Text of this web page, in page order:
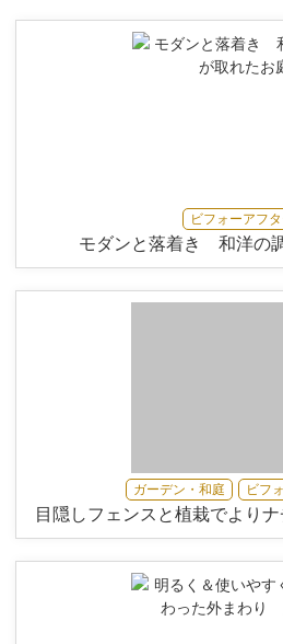
ビフォーアフ
モダンと落着き 和洋の
ガーデン・和庭 ビフ
目隠しフェンスと植栽でよ